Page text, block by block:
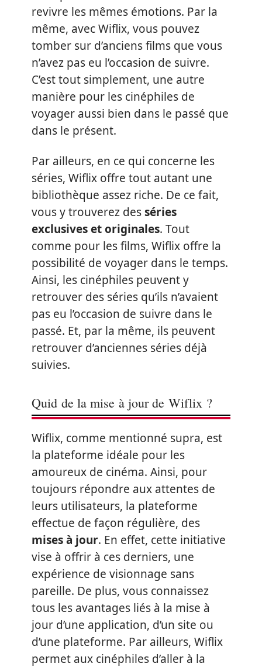
revivre les mêmes émotions. Par la
même, avec Wiflix, vous pouvez
tomber sur d’anciens films que vous
n’avez pas eu l’occasion de suivre.
C’est tout simplement, une autre
manière pour les cinéphiles de
voyager aussi bien dans le passé que
dans le présent.
Par ailleurs, en ce qui concerne les
séries, Wiflix offre tout autant une
bibliothèque assez riche. De ce fait,
vous y trouverez desséries
exclusives et originales. Tout
comme pour les films, Wiflix offre la
possibilité de voyager dans le temps.
Ainsi, les cinéphiles peuvent y
retrouver des séries qu’ils n’avaient
pas eu l’occasion de suivre dans le
passé. Et, par la même, ils peuvent
retrouver d’anciennes séries déjà
suivies.
Quid de la mise à jour de Wiflix ?
Wiflix, comme mentionné supra, est
la plateforme idéale pour les
amoureux de cinéma. Ainsi, pour
toujours répondre aux attentes de
leurs utilisateurs, la plateforme
effectue de façon régulière, des
mises à jour. En effet, cette initiative
vise à offrir à ces derniers, une
expérience de visionnage sans
pareille. De plus, vous connaissez
tous les avantages liés à la mise à
jour d’une application, d’un site ou
d’une plateforme. Par ailleurs, Wiflix
permet aux cinéphiles d’aller à la